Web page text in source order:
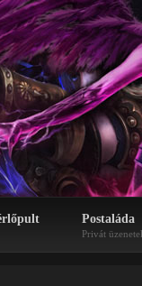
Postaláda
Privát